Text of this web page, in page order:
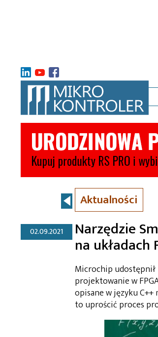
Aktualności
02.09.2021 Narzędzie
na układach
Microchip udostępnił
projektowanie w
opisane w języku
to uprościć proces